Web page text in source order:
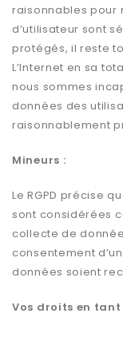
raisonnables pour
d’utilisateur sont
protégés, il reste
L’Internet en sa
nous sommes
données des
raisonnablement
Mineurs :
Le RGPD précise
sont considérées
collecte de
consentement
données soient
Vos droits en